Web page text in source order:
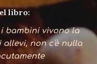
libro:
bambini vivono la
non c'è nulla